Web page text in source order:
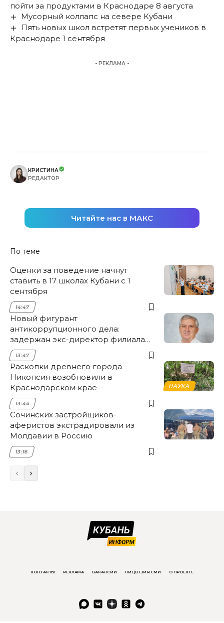
пойти за продуктами в Краснодаре 8 августа
Мусорный коллапс на севере Кубани
Пять новых школ встретят первых учеников в
Краснодаре 1 сентября
- РЕКЛАМА -
КРИСТИНА
РЕДАКТОР
Читайте нас в МАКС
По теме
Оценки за поведение начнут
ставить в 17 школах Кубани с 1
сентября
14:47
Новый фигурант
антикоррупционного дела:
задержан экс-директор филиала
НЭСК Крымска
13:47
НАУКА
Раскопки древнего города
Никопсия возобновили в
Краснодарском крае
13:44
Сочинских застройщиков-
аферистов экстрадировали из
Молдавии в Россию
13:16
КОНТАКТЫ РЕКЛАМА ВАКАНСИИ ЛИЦЕНЗИЯ СМИ О ПРОЕКТЕ